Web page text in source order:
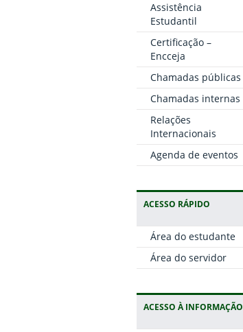
Assistência
Estudantil
Certificação –
Encceja
Chamadas públicas
Chamadas internas
Relações
Internacionais
Agenda de eventos
ACESSO RÁPIDO
Área do estudante
Área do servidor
ACESSO À INFORMAÇÃO